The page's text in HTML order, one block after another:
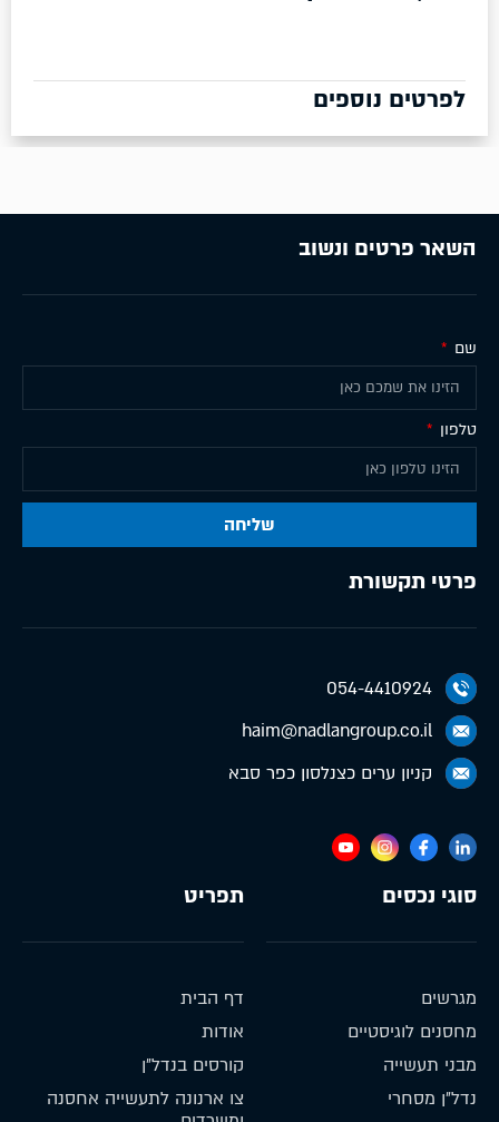
לפרטים נוספים
תפריט
דף הבית
אודות
קורסים בנדל״ן
צו ארנונה לתעשייה אחסנה
סוגי נכסים
מגרשים
מחסנים לוגיסטיים
מבני תעשייה
נדל״ן מסחרי
פרטי תקשורת
054-4410924
haim@nadlangroup.co.il
קניון ערים כצנלסון כפר סבא
השאר פרטים ונשוב
שם
טלפון
שליחה